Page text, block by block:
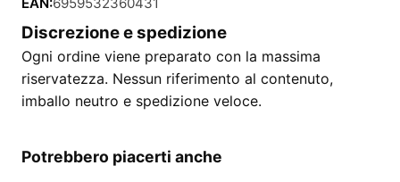
Discrezione e spedizione
Ogni ordine viene preparato con la massima
riservatezza. Nessun riferimento al contenuto,
imballo neutro e spedizione veloce.
Potrebbero piacerti anche